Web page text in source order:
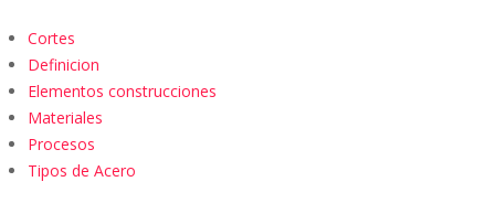
Cortes
Definicion
Elementos construcciones
Materiales
Procesos
Tipos de Acero